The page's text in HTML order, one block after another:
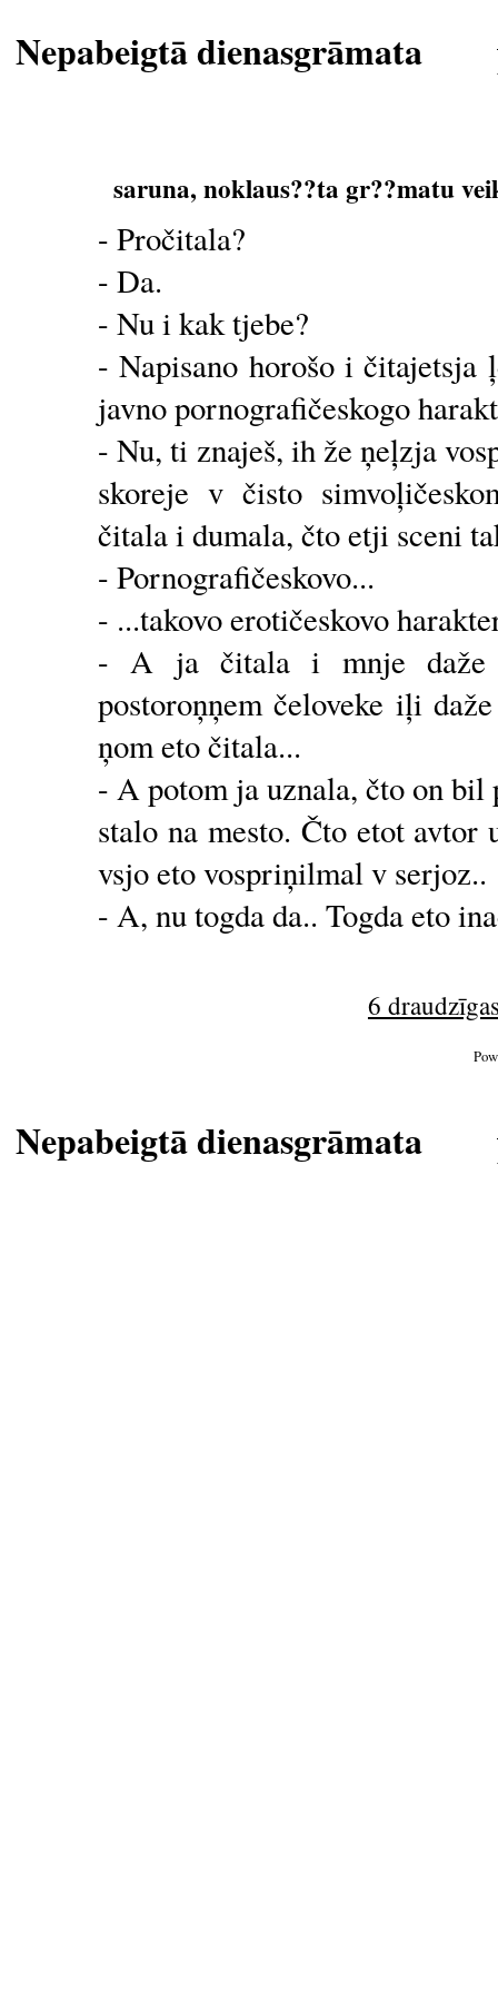
Nepabeigtā dienasgrāmata
saruna, noklaus??ta gr??matu
- Pročitala?
- Da.
- Nu i kak tjebe?
- Napisano horošo i čitajetsja
javno pornografičeskogo
- Nu, ti znaješ, ih že ņeļzja
skoreje v čisto
čitala i dumala, čto etji sceni
- Pornografičeskovo...
- ...takovo erotičeskovo
- A ja čitala i mnje daže
postoroņņem čeloveke iļi
ņom eto čitala...
- A potom ja uznala, čto on
stalo na mesto. Čto etot
vsjo eto vospriņilmal v serjoz..
- A, nu togda da.. Togda eto
6
Nepabeigtā dienasgrāmata